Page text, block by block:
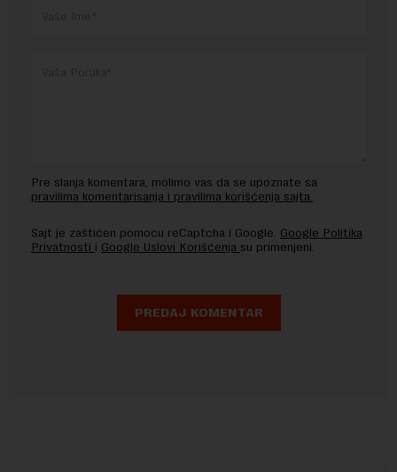
Pre slanja komentara, molimo vas da se upoznate sa
pravilima komentarisanja i pravilima korišćenja sajta.
Sajt je zaštićen pomocu reCaptcha i Google. Google Politika
Privatnosti i Google Uslovi Korišćenja su primenjeni.